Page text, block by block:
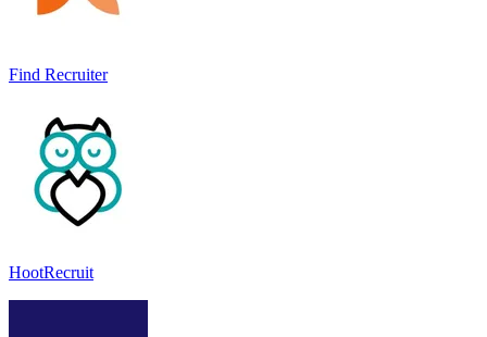
Find Recruiter
HootRecruit